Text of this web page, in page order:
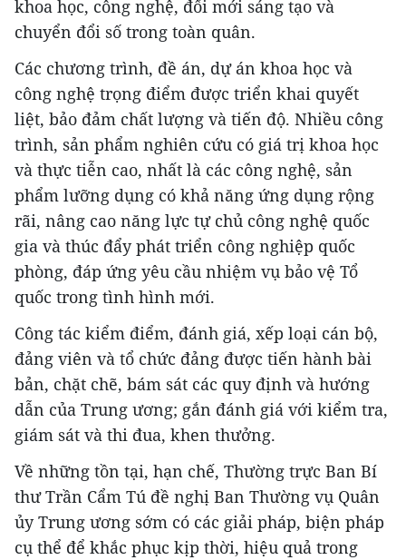
khoa học, công nghệ, đổi mới sáng tạo và
chuyển đổi số trong toàn quân.
Các chương trình, đề án, dự án khoa học và
công nghệ trọng điểm được triển khai quyết
liệt, bảo đảm chất lượng và tiến độ. Nhiều công
trình, sản phẩm nghiên cứu có giá trị khoa học
và thực tiễn cao, nhất là các công nghệ, sản
phẩm lưỡng dụng có khả năng ứng dụng rộng
rãi, nâng cao năng lực tự chủ công nghệ quốc
gia và thúc đẩy phát triển công nghiệp quốc
phòng, đáp ứng yêu cầu nhiệm vụ bảo vệ Tổ
quốc trong tình hình mới.
Công tác kiểm điểm, đánh giá, xếp loại cán bộ,
đảng viên và tổ chức đảng được tiến hành bài
bản, chặt chẽ, bám sát các quy định và hướng
dẫn của Trung ương; gắn đánh giá với kiểm tra,
giám sát và thi đua, khen thưởng.
Về những tồn tại, hạn chế, Thường trực Ban Bí
thư Trần Cẩm Tú đề nghị Ban Thường vụ Quân
ủy Trung ương sớm có các giải pháp, biện pháp
cụ thể để khắc phục kịp thời, hiệu quả trong